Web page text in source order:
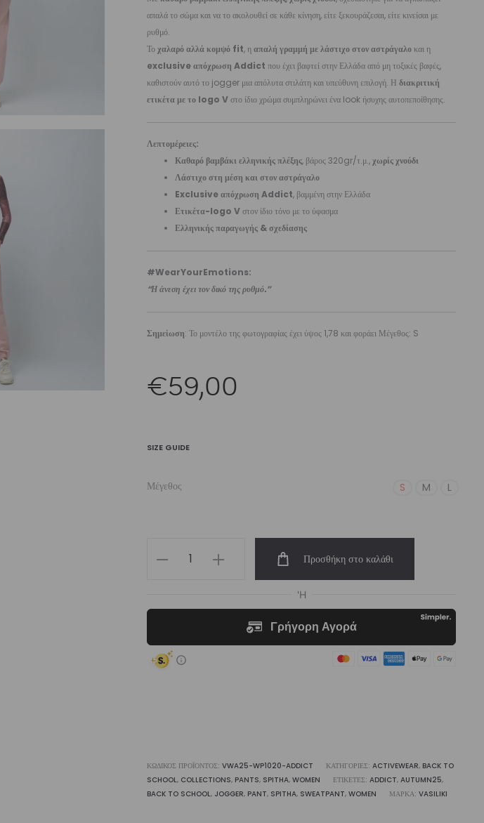
απαλά το σώμα και να το ακολουθεί σε κάθε κίνηση, είτε ξεκουράζεσαι, είτε κινείσαι με
ρυθμό.
Τοχαλαρό αλλά κομψό fit, ηαπαλή γραμμή με λάστιχο στον αστράγαλο και η
exclusive απόχρωση Addict που έχει βαφτεί στην Ελλάδα από μη τοξικές βαφές,
καθιστούν αυτό το jogger μια απόλυτα στιλάτη και υπεύθυνη επιλογή. Η διακριτική
ετικέτα με το logo Vστο ίδιο χρώμα συμπληρώνει ένα look ήσυχης αυτοπεποίθησης.
Λεπτομέρειες:
Καθαρό βαμβάκι ελληνικής πλέξης, βάρος 320gr/τ.μ.,χωρίς χνούδι
Λάστιχο στη μέση και στον αστράγαλο
Exclusive απόχρωση Addict, βαμμένη στην Ελλάδα
Ετικέτα-logo Vστον ίδιο τόνο με το ύφασμα
Ελληνικής παραγωγής & σχεδίασης
#WearYourEmotions:
“Η άνεση έχει τον δικό της ρυθμό.”
Σημείωση: Το μοντέλο της φωτογραφίας έχει ύψος 1,78 και φοράει Μέγεθος: S
€59,00
SIZE GUIDE
Μέγεθος S M L
Women’s
Sweatpant
Προσθήκη στο καλάθι
ΚΩΔΙΚΌΣ ΠΡΟΪΌΝΤΟΣ: VWA25-WP1020-ADDICT ΚΑΤΗΓΟΡΊΕΣ: ACTIVEWEAR, BACK TO
SCHOOL, COLLECTIONS, PANTS, SPITHA, WOMEN ΕΤΙΚΈΤΕΣ: ADDICT, AUTUMN25,
BACK TO SCHOOL, JOGGER, PANT, SPITHA, SWEATPANT, WOMEN ΜΆΡΚΑ: VASILIKI